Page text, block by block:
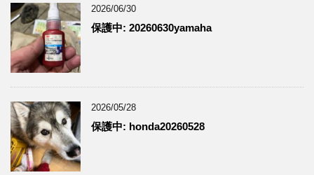
2026/06/30
保護中: 20260630yamaha
2026/05/28
保護中: honda20260528